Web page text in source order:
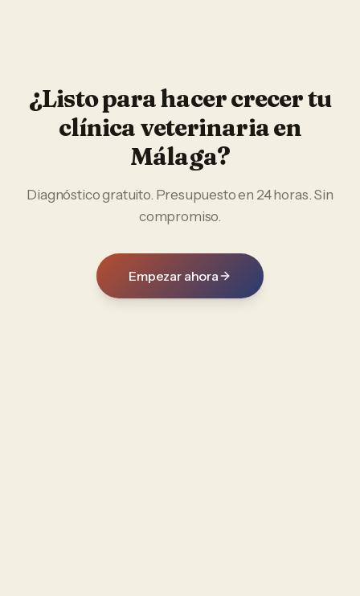
¿Listo para hacer crecer tu
clínica veterinariaen
Málaga?
Diagnóstico gratuito. Presupuesto en 24 horas. Sin
compromiso.
Empezar ahora